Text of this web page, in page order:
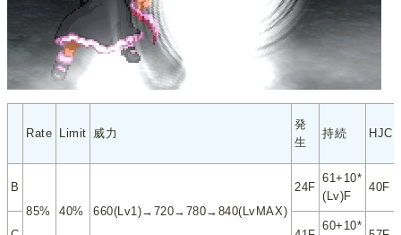
Rate Limit 威力
発
生
持続 HJC
B
85%
40% 660(Lv1)→720→780→840(LvMAX)
24F
61+10*
(Lv)F
40F
60+10*